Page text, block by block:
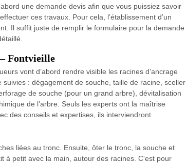
une demande devis afin que vous puissiez savoir
ces travaux. Pour cela, l’établissement d’un
Il suffit juste de remplir le formulaire pour la demande
Fontvieille
vont d’abord rendre visible les racines d’ancrage
: dégagement de souche, taille de racine, sceller
de souche (pour un grand arbre), dévitalisation
de l’arbre. Seuls les experts ont la maîtrise
des conseils et expertises, ils interviendront.
liées au tronc. Ensuite, ôter le tronc, la souche et
à petit avec la main, autour des racines. C'est pour